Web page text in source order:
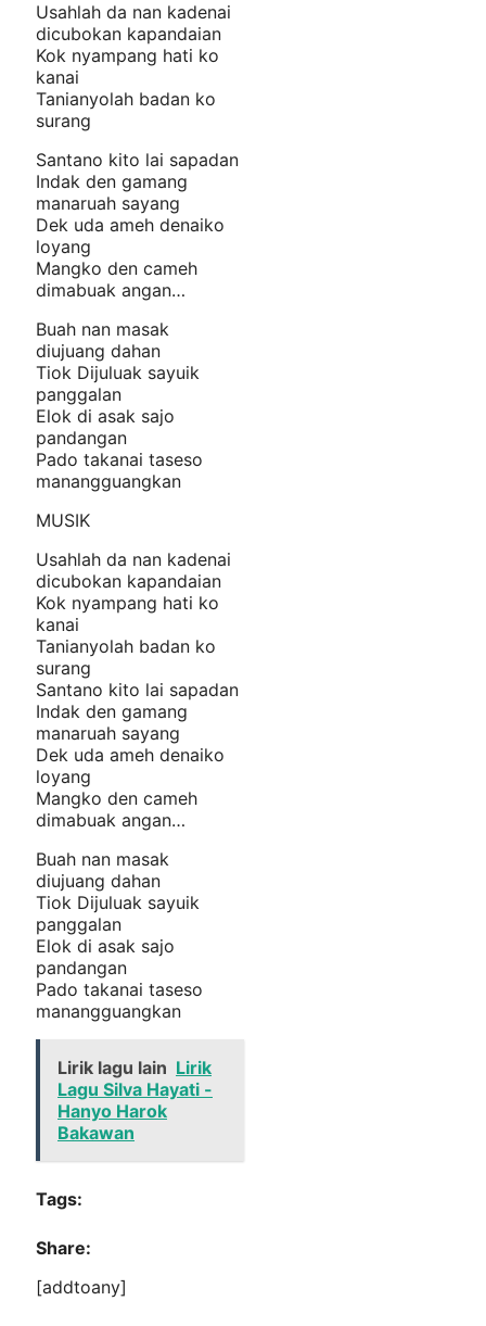
Usahlah da nan kadenai
dicubokan kapandaian
Kok nyampang hati ko
kanai
Tanianyolah badan ko
surang
Santano kito lai sapadan
Indak den gamang
manaruah sayang
Dek uda ameh denaiko
loyang
Mangko den cameh
dimabuak angan…
Buah nan masak
diujuang dahan
Tiok Dijuluak sayuik
panggalan
Elok di asak sajo
pandangan
Pado takanai taseso
manangguangkan
MUSIK
Usahlah da nan kadenai
dicubokan kapandaian
Kok nyampang hati ko
kanai
Tanianyolah badan ko
surang
Santano kito lai sapadan
Indak den gamang
manaruah sayang
Dek uda ameh denaiko
loyang
Mangko den cameh
dimabuak angan…
Buah nan masak
diujuang dahan
Tiok Dijuluak sayuik
panggalan
Elok di asak sajo
pandangan
Pado takanai taseso
manangguangkan
Lirik lagu lain Lirik
Lagu Silva Hayati -
Hanyo Harok
Bakawan
Tags:
Share:
[addtoany]